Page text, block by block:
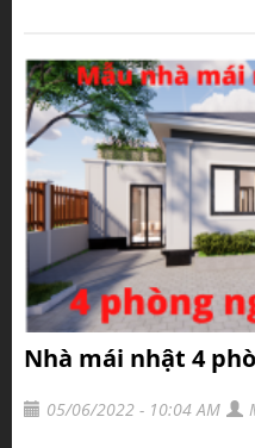
Nhà mái nhật 4
05/06/2022 - 10:04 AM